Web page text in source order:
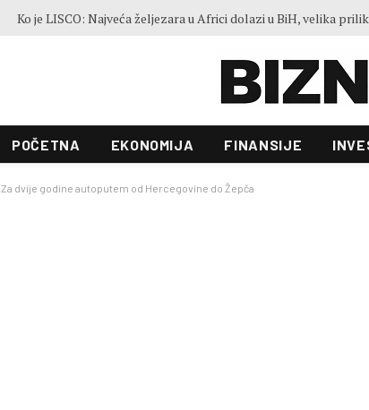
POČETNA EKONOMIJA FINANSIJE
Za dvije godine autoputem od Hercegovine do Žepča